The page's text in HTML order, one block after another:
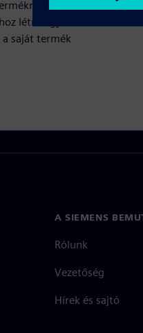
/
létre ügyfelek
a saját termék
A SIEMENS
Rólunk
Vezetőség
Hírek és sajtó